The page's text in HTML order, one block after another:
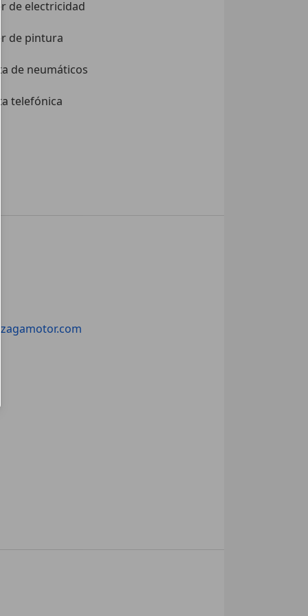
de electricidad
de pintura
de neumáticos
telefónica